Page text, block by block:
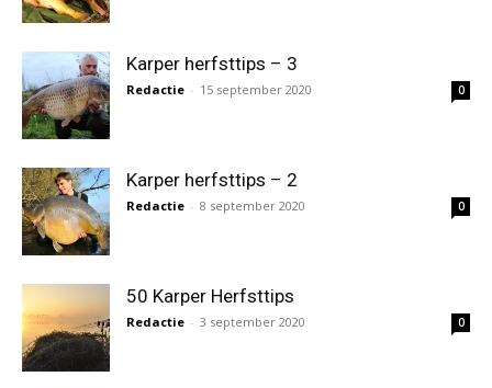
Karper herfsttips – 3
Redactie - 15 september 2020 0
Karper herfsttips – 2
Redactie - 8 september 2020 0
50 Karper Herfsttips
Redactie - 3 september 2020 0